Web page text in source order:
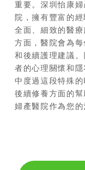
重要。深圳怡康
院，擁有豐富的
全面、細致的醫
方面，醫院會為
和後續護理建議
者的心理關懷和
中度過這段特殊
後續修養方面的
婦產醫院作為您的